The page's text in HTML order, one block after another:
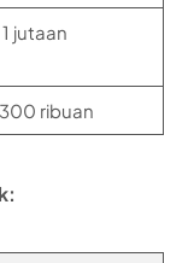
jutaan
ribuan